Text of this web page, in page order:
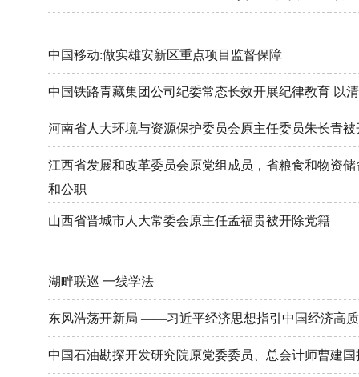
中国移动:做实雄安新区重点项目监督保障
中国铁路青藏集团公司纪委常态长效开展纪律教育 以
河南省人大环境与资源保护委员会原主任委员朱长青被
江西省发展和改革委员会原党组成员，省粮食和物资
和公职
山西省晋城市人大常委会原主任孟福贵被开除党籍
湖畔联巡 一线学法
东风浩荡开新局 ——习近平经济思想指引中国经济高
中国石油勘探开发研究院原党委委员、总会计师曹建